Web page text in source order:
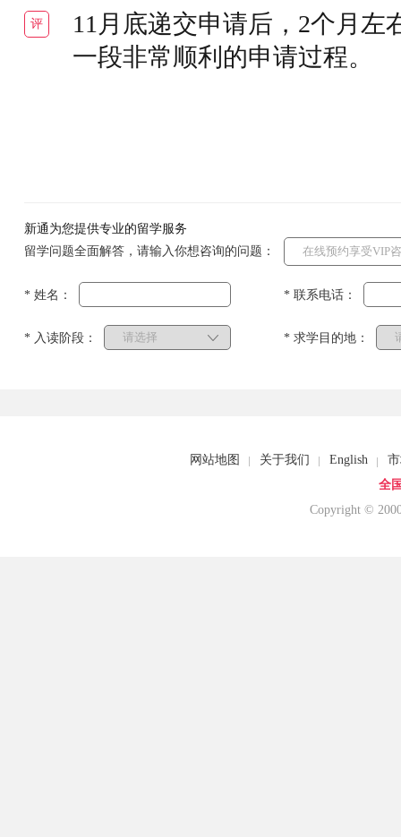
评
11月底递交申请后，2个月
一段非常顺利的申请过程。
新通为您提供专业的留学服务
留学问题全面解答，请输入你想咨询的问题：
* 姓名： * 联系电话：
* 入读阶段： * 求学目的地：
网站地图 关于我们 English
全
Copyright ©